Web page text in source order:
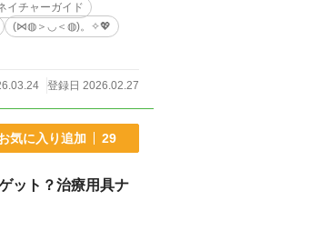
イチャーガイド
(⋈◍＞◡＜◍)。✧💖
登録日 2026.02.27
気に入り追加 29
ット？治療用具ナ